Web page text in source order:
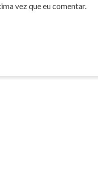
vez que eu comentar.